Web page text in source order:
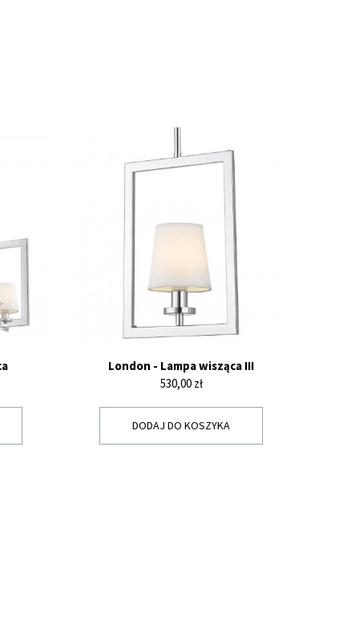
London - Lampa wisząca III
Cena
530,00 zł
DODAJ DO KOSZYKA